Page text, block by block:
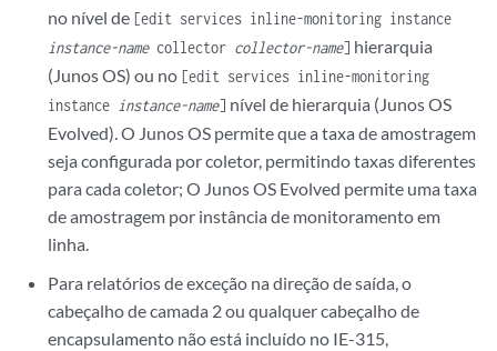
no nível de [edit services inline-monitoring instance
instance-namecollector collector-name] hierarquia
(Junos OS) ou no [edit services inline-monitoring
instance instance-name] nível de hierarquia (Junos OS
Evolved). O Junos OS permite que a taxa de amostragem
seja configurada por coletor, permitindo taxas diferentes
para cada coletor; O Junos OS Evolved permite uma taxa
de amostragem por instância de monitoramento em
linha.
Para relatórios de exceção na direção de saída, o
cabeçalho de camada 2 ou qualquer cabeçalho de
encapsulamento não está incluído no IE-315,